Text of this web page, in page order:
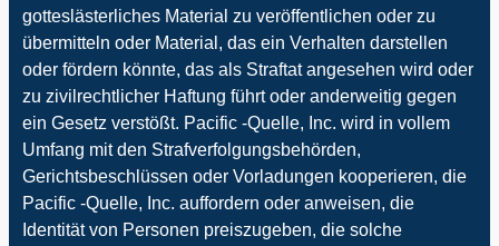
gotteslästerliches Material zu veröffentlichen oder zu
übermitteln oder Material, das ein Verhalten darstellen
oder fördern könnte, das als Straftat angesehen wird oder
zu zivilrechtlicher Haftung führt oder anderweitig gegen
ein Gesetz verstößt. Pacific -Quelle, Inc. wird in vollem
Umfang mit den Strafverfolgungsbehörden,
Gerichtsbeschlüssen oder Vorladungen kooperieren, die
Pacific -Quelle, Inc. auffordern oder anweisen, die
Identität von Personen preiszugeben, die solche